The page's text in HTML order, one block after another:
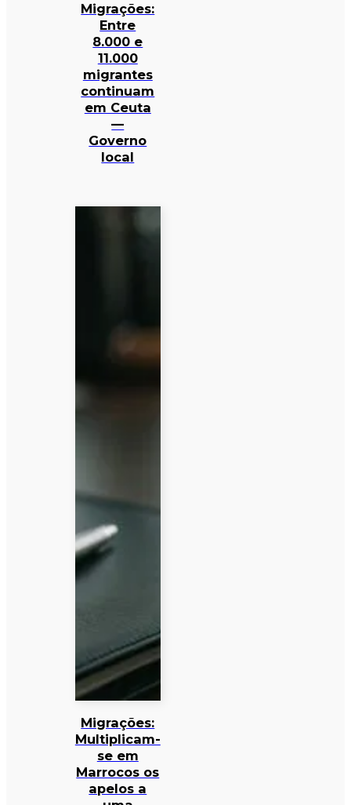
Migrações:
Entre
8.000 e
11.000
migrantes
continuam
em Ceuta
—
Governo
local
Migrações:
Multiplicam-
se em
Marrocos os
apelos a